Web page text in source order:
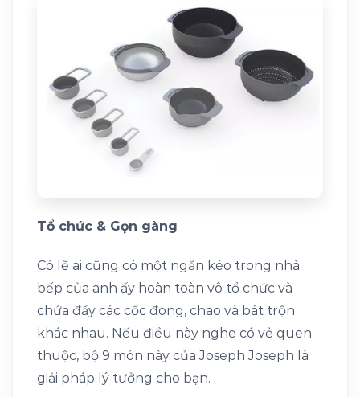
Tổ chức & Gọn gàng
Có lẽ ai cũng có một ngăn kéo trong nhà
bếp của anh ấy hoàn toàn vô tổ chức và
chứa đầy các cốc đong, chao và bát trộn
khác nhau. Nếu điều này nghe có vẻ quen
thuộc, bộ 9 món này của Joseph Joseph là
giải pháp lý tưởng cho bạn.